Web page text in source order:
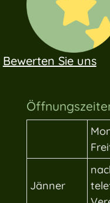
Bewerten Sie uns
Jänner